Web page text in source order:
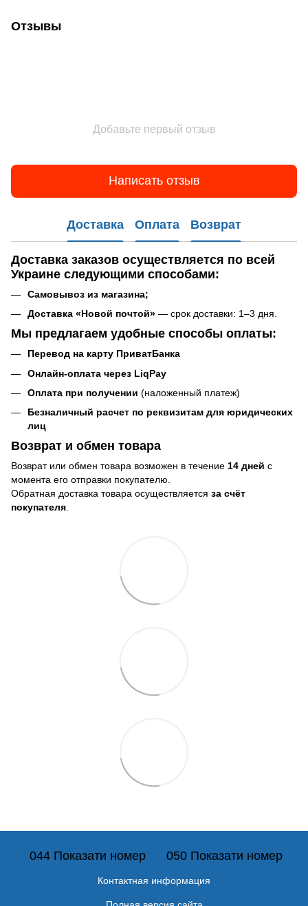
Отзывы
Добавьте первый отзыв
Написать отзыв
Доставка Оплата Возврат
Доставка заказов осуществляется по всей
Украине следующими способами:
Самовывоз из магазина;
Доставка «Новой почтой» — срок доставки: 1–3 дня.
Мы предлагаем удобные способы оплаты:
Перевод на карту ПриватБанка
Онлайн-оплата через LiqPay
Оплата при получении (наложенный платеж)
Безналичный расчет по реквизитам для юридических
лиц
Возврат и обмен товара
Возврат или обмен товара возможен в течение 14 дней с
момента его отправки покупателю.
Обратная доставка товара осуществляется за счёт
покупателя
044 Показати номер 050 Показати номер
Контактная информация